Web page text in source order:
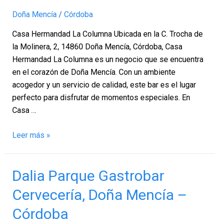
Doña Mencía/ Córdoba
Casa Hermandad La Columna Ubicada en la C. Trocha de
la Molinera, 2, 14860 Doña Mencía, Córdoba, Casa
Hermandad La Columna es un negocio que se encuentra
en el corazón de Doña Mencía. Con un ambiente
acogedor y un servicio de calidad, este bar es el lugar
perfecto para disfrutar de momentos especiales. En
Casa …
Mencía
Córdoba
Leer más »
Dalia Parque Gastrobar
Cervecería, Doña Mencía –
Córdoba
Dalia
Gastrobar
Cervecería,